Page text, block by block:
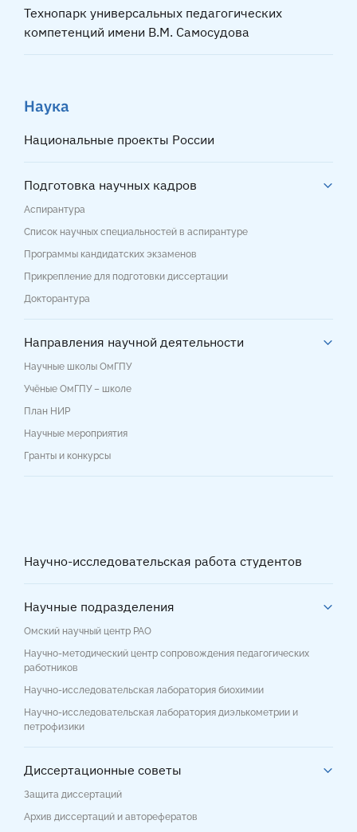
Технопарк универсальных педагогических
компетенций имени В.М. Самосудова
Наука
Национальные проекты России
Подготовка научных кадров
Аспирантура
Список научных специальностей в аспирантуре
Программы кандидатских экзаменов
Прикрепление для подготовки диссертации
Докторантура
Направления научной деятельности
Научные школы ОмГПУ
Учёные ОмГПУ – школе
План НИР
Научные мероприятия
Гранты и конкурсы
Научно-исследовательская работа студентов
Научные подразделения
Омский научный центр РАО
Научно-методический центр сопровождения педагогических
работников
Научно-исследовательская лаборатория биохимии
Научно-исследовательская лаборатория диэлькометрии и
петрофизики
Диссертационные советы
Защита диссертаций
Архив диссертаций и авторефератов